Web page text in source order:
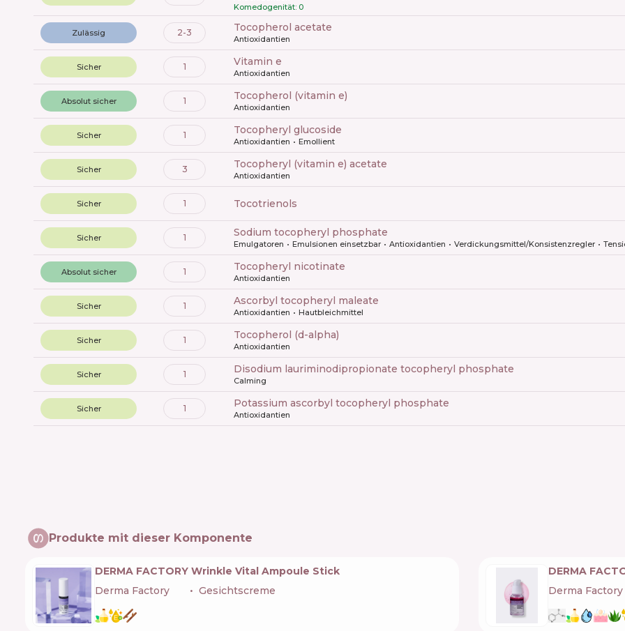
Komedogenität: 0
Zulässig 2-3 tocopherol acetate
Antioxidantien
Sicher 1 vitamin e
Antioxidantien
Absolut sicher 1 tocopherol (vitamin e)
Antioxidantien
Sicher 1 tocopheryl glucoside
Antioxidantien Emollient
Sicher 3 tocopheryl (vitamin e) acetate
Antioxidantien
Sicher 1 tocotrienols
Sicher 1 sodium tocopheryl phosphate
Emulgatoren Emulsionen einsetzbar Antioxidantien Verdickungsmittel/Konsistenzregler
Absolut sicher 1 tocopheryl nicotinate
Antioxidantien
Sicher 1 ascorbyl tocopheryl maleate
Antioxidantien Hautbleichmittel
Sicher 1 tocopherol (d-alpha)
Antioxidantien
Sicher 1 disodium lauriminodipropionate tocopheryl phosphate
Calming
Sicher 1 potassium ascorbyl tocopheryl phosphate
Antioxidantien
Produkte mit dieser Komponente
DERMA FACTORY Wrinkle Vital Ampoule Stick
Derma Factory
Gesichtscreme
DERMA
Derma Factory